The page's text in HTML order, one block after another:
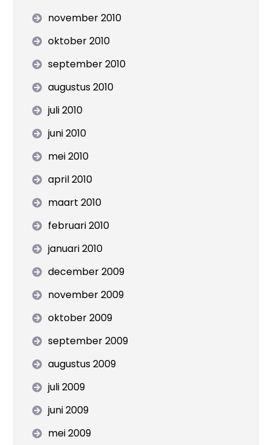
november 2010
oktober 2010
september 2010
augustus 2010
juli 2010
juni 2010
mei 2010
april 2010
maart 2010
februari 2010
januari 2010
december 2009
november 2009
oktober 2009
september 2009
augustus 2009
juli 2009
juni 2009
mei 2009